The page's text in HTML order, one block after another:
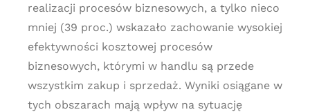
realizacji procesów biznesowych, a tylko nieco
mniej (39 proc.) wskazało zachowanie wysokiej
efektywności kosztowej procesów
biznesowych, którymi w handlu są przede
wszystkim zakup i sprzedaż. Wyniki osiągane w
tych obszarach mają wpływ na sytuację